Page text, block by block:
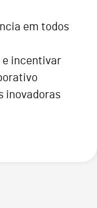
em todos
e incentivar
inovadoras